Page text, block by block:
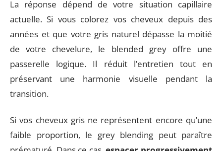
La réponse dépend de votre situation capillaire
actuelle. Si vous colorez vos cheveux depuis des
années et que votre gris naturel dépasse la moitié
de votre chevelure, le blended grey offre une
passerelle logique. Il réduit l’entretien tout en
préservant une harmonie visuelle pendant la
transition.
Si vos cheveux gris ne représentent encore qu’une
faible proportion, le grey blending peut paraître